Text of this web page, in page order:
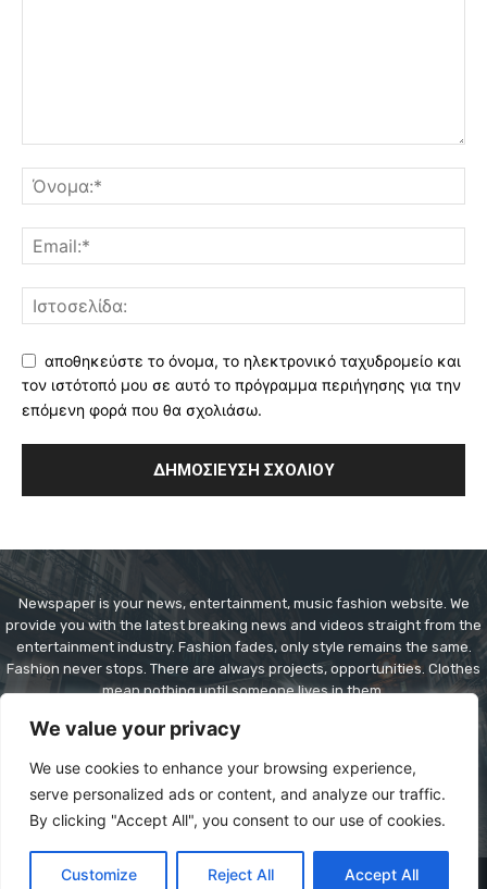
We value your privacy
We use cookies to enhance your browsing experience,
serve personalized ads or content, and analyze our traffic.
By clicking "Accept All", you consent to our use of cookies.
Customize Reject All Accept All
αποθηκεύστε το όνομα, το ηλεκτρονικό ταχυδρομείο και
τον ιστότοπό μου σε αυτό το πρόγραμμα περιήγησης για την
επόμενη φορά που θα σχολιάσω.
Newspaper is your news, entertainment, music fashion website. We
provide you with the latest breaking news and videos straight from the
entertainment industry. Fashion fades, only style remains the same.
Fashion never stops. There are always projects, opportunities. Clothes
mean nothing until someone lives in them.
Contact us:contact@yoursite.com
© Copyright - Newspaper WordPress Theme by TagDiv